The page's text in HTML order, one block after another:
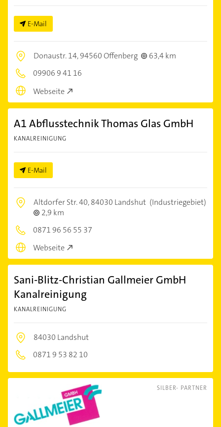
E-Mail
Donaustr. 14,94560 Offenberg
63,4 km
09906 9 41 16
Webseite
A1 Abflusstechnik Thomas Glas GmbH
KANALREINIGUNG
E-Mail
Altdorfer Str. 40,84030 Landshut (Industriegebiet)
2,9 km
0871 96 56 55 37
Webseite
Sani-Blitz-Christian Gallmeier GmbH
Kanalreinigung
KANALREINIGUNG
84030 Landshut
0871 9 53 82 10
SILBER- PARTNER